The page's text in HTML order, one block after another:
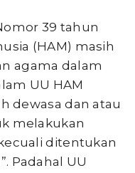
39 tahun
(HAM) masih
agama dalam
UU HAM
dewasa dan atau
melakukan
ditentukan
Padahal UU